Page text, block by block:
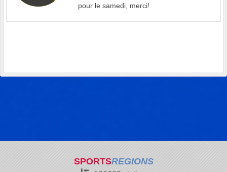
pour le samedi, merci!
SPORTSREGIONS